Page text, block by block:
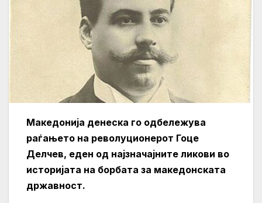
Македонија денеска го одбележува
раѓањето на револуционерот Гоце
Делчев, еден од најзначајните ликови во
историјата на борбата за македонската
државност.